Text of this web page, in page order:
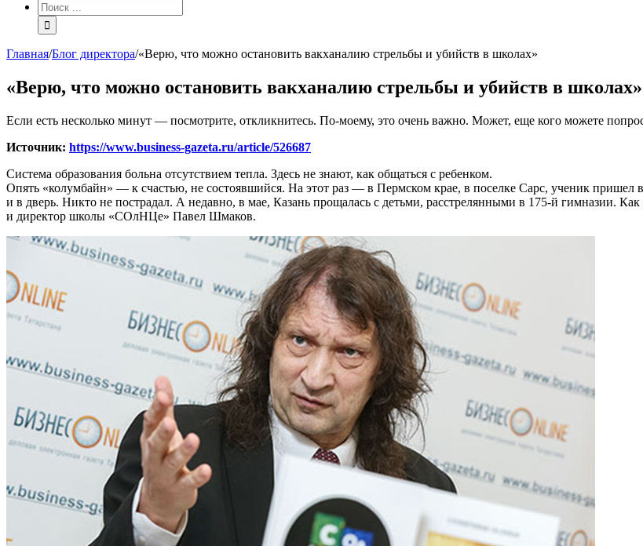
Главная/Блог директора/«Верю, что можно остановить вакханалию стрельбы и убийств в школах»
«Верю, что можно остановить вакханалию стрельбы и убийств в школах»
Если есть несколько минут — посмотрите, откликнитесь. По-моему, это очень важно. Может, еще кого можете
Источник: https://www.business-gazeta.ru/article/526687
Система образования больна отсутствием тепла. Здесь не знают, как общаться с ребенком.
Опять «колумбайн» — к счастью, не состоявшийся. На этот раз — в Пермском крае, в поселке Сарс, ученик
и в дверь. Никто не пострадал. А недавно, в мае, Казань прощалась с детьми, расстрелянными в 175-й гимназии.
и директор школы «СОлНЦе» Павел Шмаков.